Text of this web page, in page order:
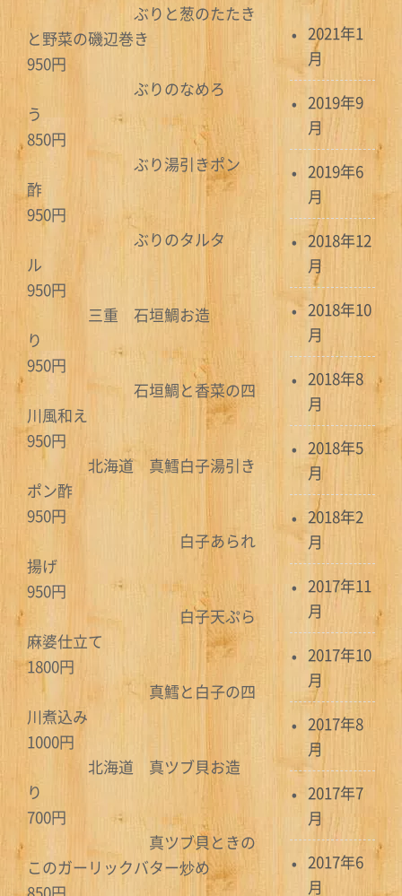
ぶりと葱のたたき
と野菜の磯辺巻き
950円
ぶりのなめろ
う
850円
ぶり湯引きポン
酢
950円
ぶりのタルタ
ル
950円
三重 石垣鯛お造
り
950円
石垣鯛と香菜の四
川風和え
950円
北海道 真鱈白子湯引き
ポン酢
950円
白子あられ
揚げ
950円
白子天ぷら
麻婆仕立て
1800円
真鱈と白子の四
川煮込み
1000円
北海道 真ツブ貝お造
り
700円
真ツブ貝ときの
このガーリックバター炒め
2021年1
月
2019年9
月
2019年6
月
2018年12
月
2018年10
月
2018年8
月
2018年5
月
2018年2
月
2017年11
月
2017年10
月
2017年8
月
2017年7
月
2017年6
月